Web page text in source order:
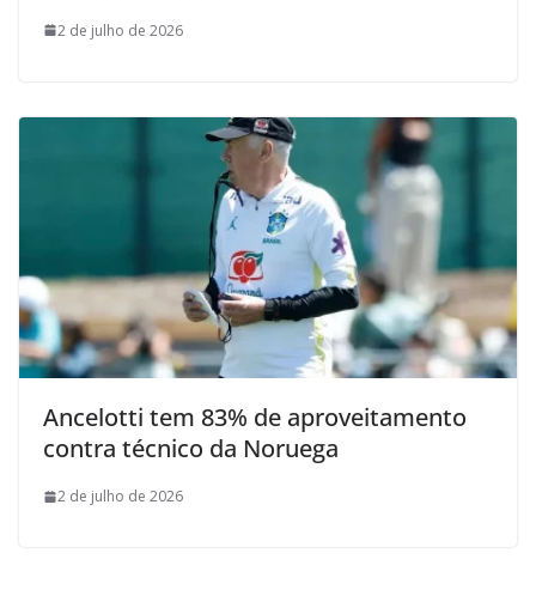
2 de julho de 2026
Ancelotti tem 83% de aproveitamento
contra técnico da Noruega
2 de julho de 2026